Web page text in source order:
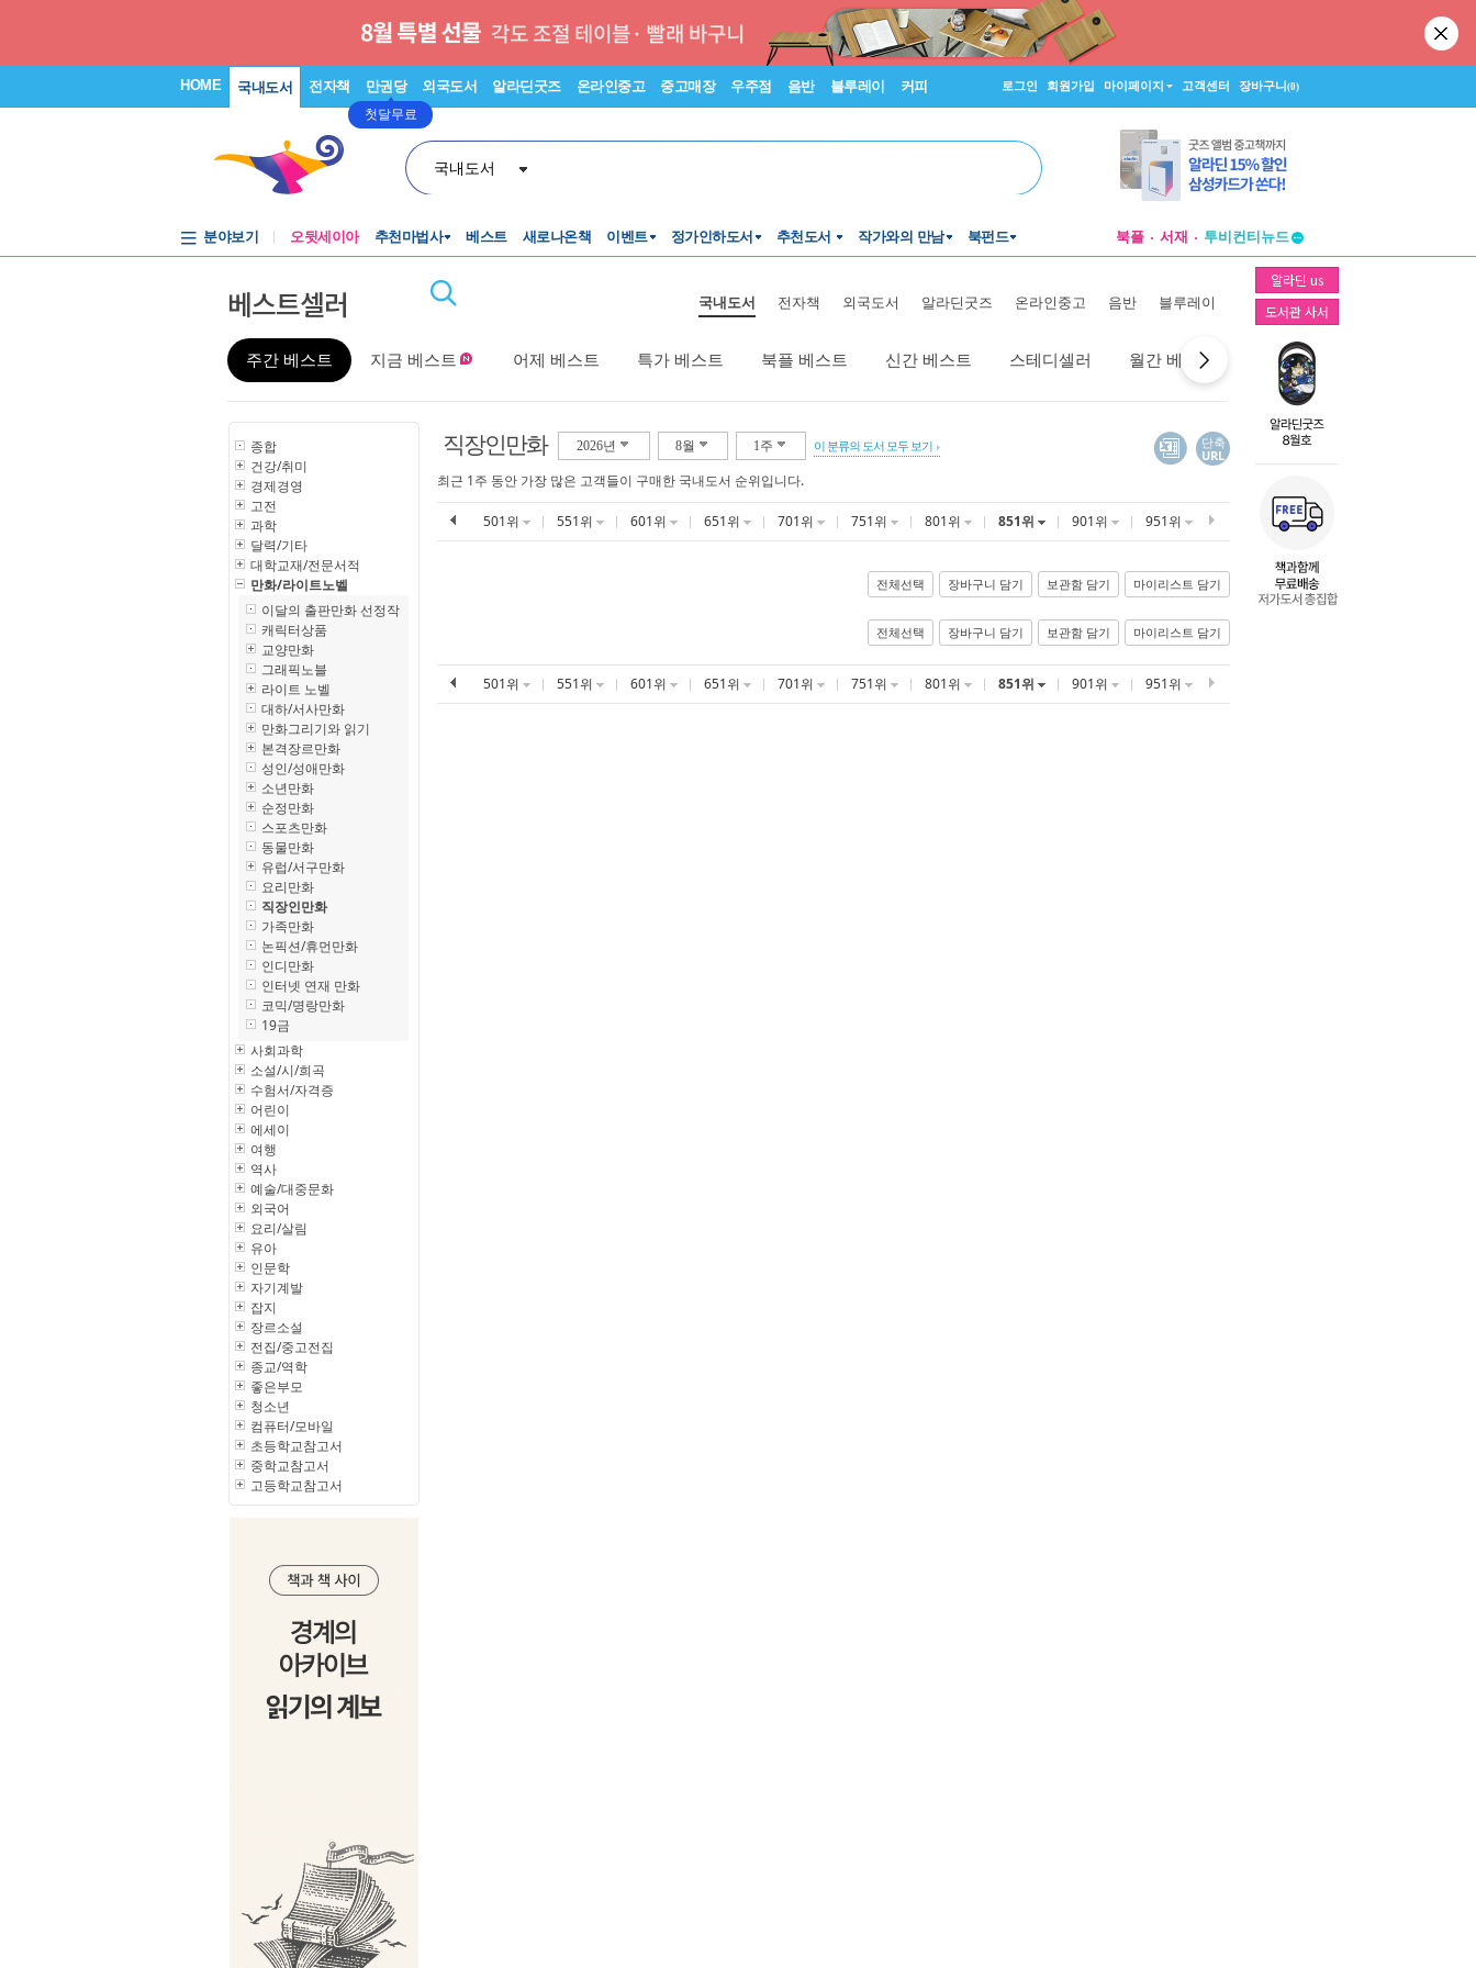
HOME 국내도서 전자책 만권당
첫달무료
외국도서 알라딘굿즈 온라인중고 중고매장 우주점 음반 블루레이 커피 로그인 회원가입 마이페이지 고객센터 장바구니(0)
국내도서
분야보기 오뒷세이아 추천마법사 베스트 새로나온책 이벤트 정가인하도서 추천도서 작가와의 만남 북펀드 북플 서재
투비컨티뉴드
창작플랫폼
투비컨티뉴드
알라딘 us
도서관 사서
베스트셀러 국내도서 전자책 외국도서 알라딘굿즈 온라인중고 음반 블루레이
주간 베스트 지금 베스트 어제 베스트 특가 베스트 북플 베스트 신간 베스트 스테디셀러 월간 베스트 역대 베스트
종합
건강/취미
경제경영
고전
과학
달력/기타
대학교재/전문서적
만화/라이트노벨
이달의 출판만화 선정작
캐릭터상품
교양만화
그래픽노블
라이트 노벨
대하/서사만화
만화그리기와 읽기
본격장르만화
성인/성애만화
소년만화
순정만화
스포츠만화
동물만화
유럽/서구만화
요리만화
직장인만화
가족만화
논픽션/휴먼만화
인디만화
인터넷 연재 만화
코믹/명랑만화
19금
사회과학
소설/시/희곡
수험서/자격증
어린이
에세이
여행
역사
예술/대중문화
외국어
요리/살림
유아
인문학
자기계발
잡지
장르소설
전집/중고전집
종교/역학
좋은부모
청소년
컴퓨터/모바일
초등학교참고서
중학교참고서
고등학교참고서
직장인만화 2026년 8월 1주 이 분류의 도서 모두 보기
단축
URL
최근 1주 동안 가장 많은 고객들이 구매한 국내도서 순위입니다.
501위 551위 601위 651위 701위 751위 801위 851위 901위 951위
전체선택 장바구니 담기 보관함 담기 마이리스트 담기
전체선택 장바구니 담기 보관함 담기 마이리스트 담기
501위 551위 601위 651위 701위 751위 801위 851위 901위 951위